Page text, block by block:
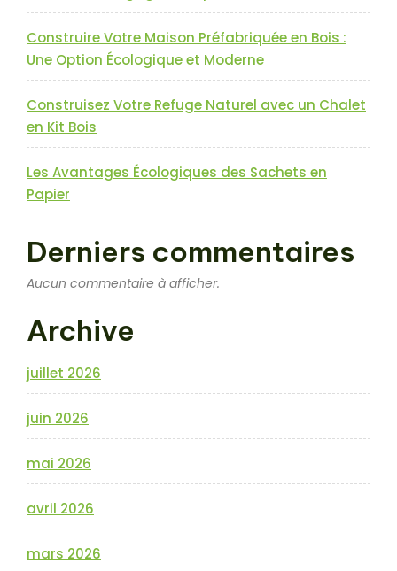
Construire Votre Maison Préfabriquée en Bois :
Une Option Écologique et Moderne
Construisez Votre Refuge Naturel avec un Chalet
en Kit Bois
Les Avantages Écologiques des Sachets en
Papier
Derniers commentaires
Aucun commentaire à afficher.
Archive
juillet 2026
juin 2026
mai 2026
avril 2026
mars 2026